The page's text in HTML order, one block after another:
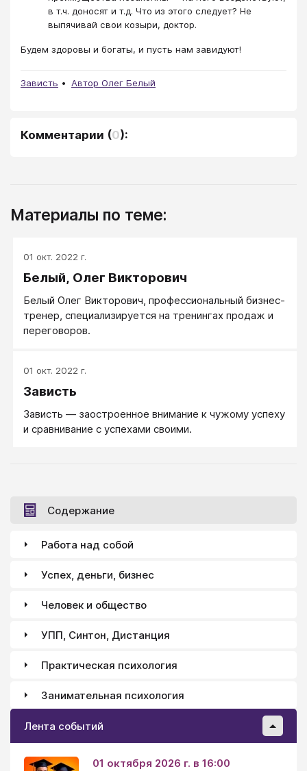
в т.ч. доносят и т.д. Что из этого следует? Не
выпячивай свои козыри, доктор.
Будем здоровы и богаты, и пусть нам завидуют!
Зависть Автор Олег Белый
Комментарии (0):
Материалы по теме:
01 окт. 2022 г.
Белый, Олег Викторович
Белый Олег Викторович, профессиональный бизнес-
тренер, специализируется на тренингах продаж и
переговоров.
01 окт. 2022 г.
Зависть
Зависть — заостроенное внимание к чужому успеху
и сравнивание с успехами своими.
Содержание
Работа над собой
Успех, деньги, бизнес
Человек и общество
УПП, Синтон, Дистанция
Практическая психология
Занимательная психология
Лента событий
01 октября 2026 г. в 16:00